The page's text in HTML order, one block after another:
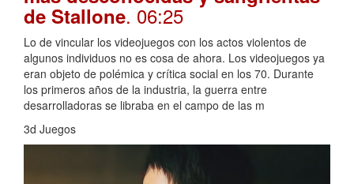
de Stallone. 06:25
Lo de vincular los videojuegos con los actos violentos de
algunos individuos no es cosa de ahora. Los videojuegos ya
eran objeto de polémica y crítica social en los 70. Durante
los primeros años de la industria, la guerra entre
desarrolladoras se libraba en el campo de las m
3d Juegos